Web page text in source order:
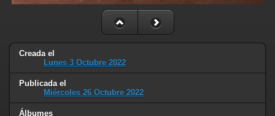
Creada el
Lunes 3 Octubre 2022
Publicada el
Miércoles 26 Octubre 2022
Álbumes